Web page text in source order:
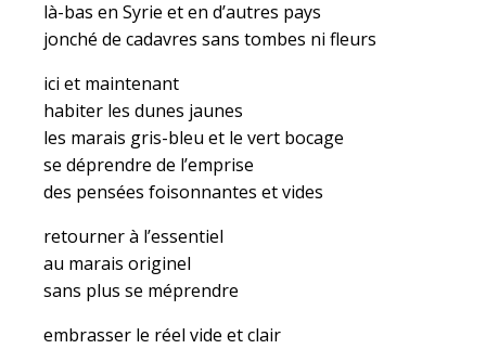
là-bas en Syrie et en d’autres pays
jonché de cadavres sans tombes ni fleurs
ici et maintenant
habiter les dunes jaunes
les marais gris-bleu et le vert bocage
se déprendre de l’emprise
des pensées foisonnantes et vides
retourner à l’essentiel
au marais originel
sans plus se méprendre
embrasser le réel vide et clair